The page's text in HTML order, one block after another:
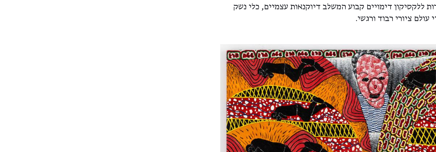
ללקסיקון דימויים קבוע המשלב דיוקנאות עצמיים, כלי נשק
ציורי רבוד ורגשי.